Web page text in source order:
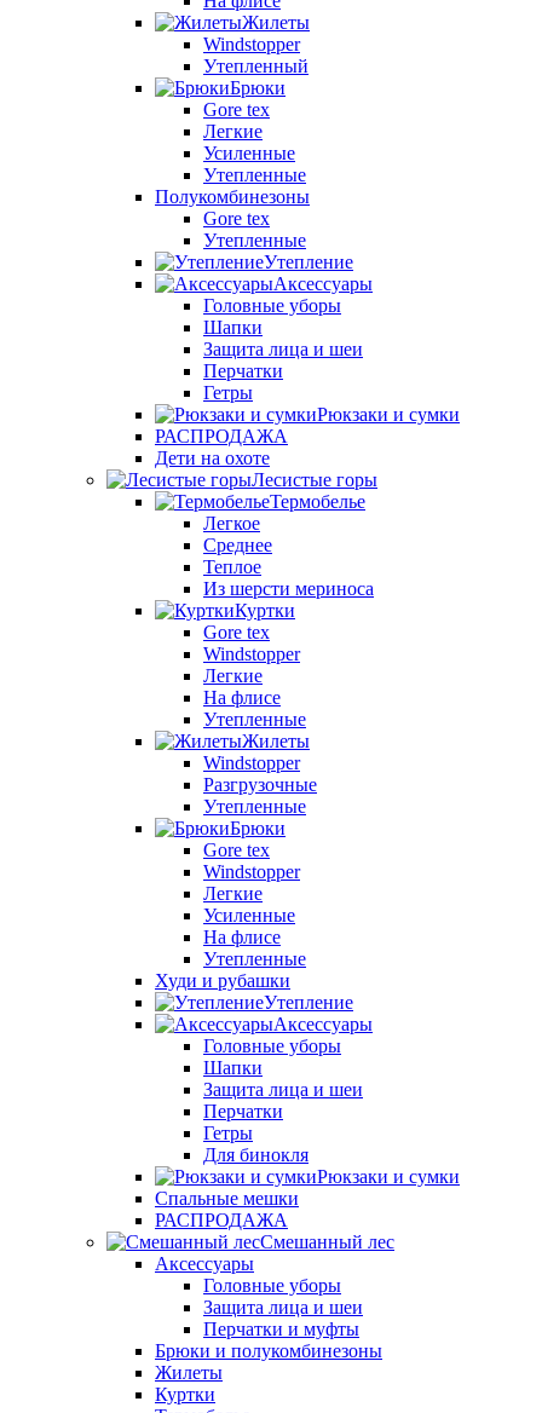
Жилеты
Windstopper
Утепленный
Брюки
Gore tex
Легкие
Усиленные
Утепленные
Полукомбинезоны
Gore tex
Утепленные
Утепление
Аксессуары
Головные уборы
Шапки
Защита лица и шеи
Перчатки
Гетры
Рюкзаки и сумки
РАСПРОДАЖА
Дети на охоте
Лесистые горы
Термобелье
Легкое
Среднее
Теплое
Из шерсти мериноса
Куртки
Gore tex
Windstopper
Легкие
На флисе
Утепленные
Жилеты
Windstopper
Разгрузочные
Утепленные
Брюки
Gore tex
Windstopper
Легкие
Усиленные
На флисе
Утепленные
Худи и рубашки
Утепление
Аксессуары
Головные уборы
Шапки
Защита лица и шеи
Перчатки
Гетры
Для бинокля
Рюкзаки и сумки
Спальные мешки
РАСПРОДАЖА
Смешанный лес
Аксессуары
Головные уборы
Защита лица и шеи
Перчатки и муфты
Брюки и полукомбинезоны
Жилеты
Куртки